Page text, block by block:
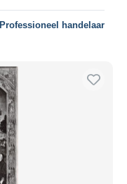
Professioneel handelaar